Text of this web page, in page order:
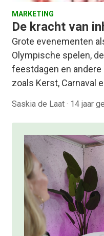
MARKETING
De kracht van
Grote evenementen
Olympische spelen,
feestdagen en
zoals Kerst, Carnaval
Saskia de Laat · 14 jaar